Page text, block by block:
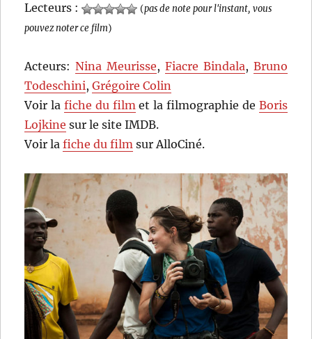
Lecteurs : (pas de note pour l'instant, vous
pouvez noter ce film)
Acteurs:Nina Meurisse, Fiacre Bindala, Bruno
Todeschini,Grégoire Colin
Voir la fiche du filmet la filmographie de Boris
Lojkine sur le site IMDB.
Voir lafiche du film sur AlloCiné.